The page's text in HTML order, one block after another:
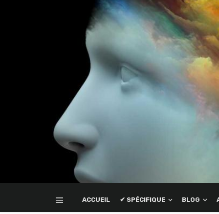
ACCUEIL ✔ SPÉCIFIQUE BLOG